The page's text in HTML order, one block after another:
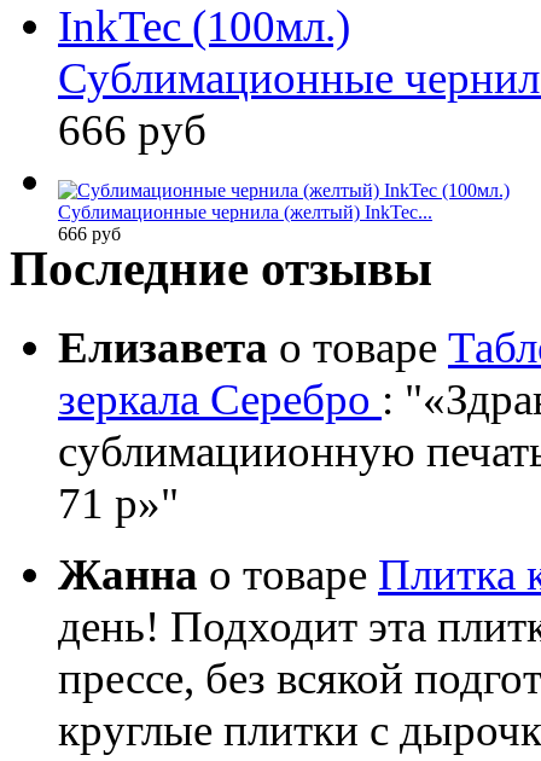
Сублимационные
666 руб
Сублимационные чернила (желтый) InkTec...
666 руб
Последние отзывы
Елизавета о товаре
зеркала Серебро :
сублимациионную
71 р»
Жанна о товаре Плитка
день! Подходит эта
прессе, без всякой
круглые плитки с